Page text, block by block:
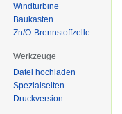
Windturbine
Baukasten
Zn/O-Brennstoffzelle
Werkzeuge
Datei hochladen
Spezialseiten
Druckversion